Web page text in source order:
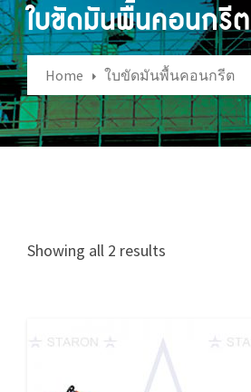
ใบขัดมันพื้นคอนกรีต
Home ใบขัดมันพื้นคอนกรีต
Showing all 2 results